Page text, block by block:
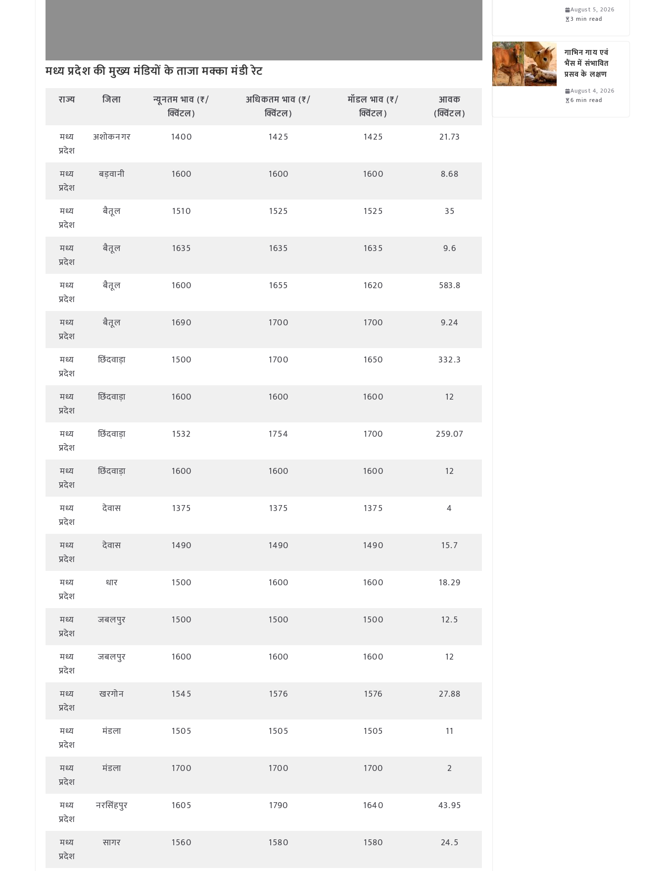
मध्य प्रदेश की मुख्य मंडियों के ताजा मक्का मंडी रेट
राज्य जिला
न्यूनतम भाव (₹/
क्विंटल)
अधिकतम भाव (₹/
क्विंटल)
मॉडल भाव (₹/
क्विंटल)
आवक
(क्विंटल)
मध्य
प्रदेश
अशोकनगर 1400 1425 1425 21.73
मध्य
प्रदेश
बड़वानी 1600 1600 1600 8.68
मध्य
प्रदेश
बैतूल 1510 1525 1525 35
मध्य
प्रदेश
बैतूल 1635 1635 1635 9.6
मध्य
प्रदेश
बैतूल 1600 1655 1620 583.8
मध्य
प्रदेश
बैतूल 1690 1700 1700 9.24
मध्य
प्रदेश
छिंदवाड़ा 1500 1700 1650 332.3
मध्य
प्रदेश
छिंदवाड़ा 1600 1600 1600 12
मध्य
प्रदेश
छिंदवाड़ा 1532 1754 1700 259.07
मध्य
प्रदेश
छिंदवाड़ा 1600 1600 1600 12
मध्य
प्रदेश
देवास 1375 1375 1375 4
मध्य
प्रदेश
देवास 1490 1490 1490 15.7
मध्य
प्रदेश
धार 1500 1600 1600 18.29
मध्य
प्रदेश
जबलपुर 1500 1500 1500 12.5
मध्य
प्रदेश
जबलपुर 1600 1600 1600 12
मध्य
प्रदेश
खरगोन 1545 1576 1576 27.88
मध्य
प्रदेश
मंडला 1505 1505 1505 11
मध्य
प्रदेश
मंडला 1700 1700 1700 2
मध्य
प्रदेश
नरसिंहपुर 1605 1790 1640 43.95
मध्य
प्रदेश
सागर 1560 1580 1580 24.5
August 5, 2026
3 min read
गाभिन गाय एवं
भैंस में संभावित
प्रसव के लक्षण
August 4, 2026
6 min read